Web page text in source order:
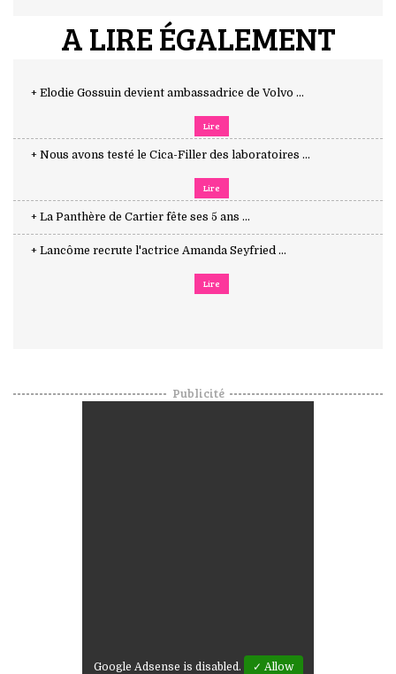
A LIRE ÉGALEMENT
+ Elodie Gossuin devient ambassadrice de Volvo ...
Lire
+ Nous avons testé le Cica-Filler des laboratoires ...
Lire
+ La Panthère de Cartier fête ses 5 ans ...
+ Lancôme recrute l'actrice Amanda Seyfried ...
Lire
Publicité
Google Adsense is disabled. ✓ Allow